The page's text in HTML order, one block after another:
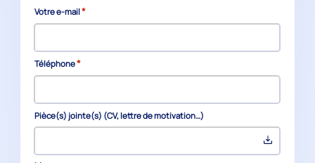
Votre e-mail*
Téléphone*
Pièce(s) jointe(s) (CV, lettre de motivation…)